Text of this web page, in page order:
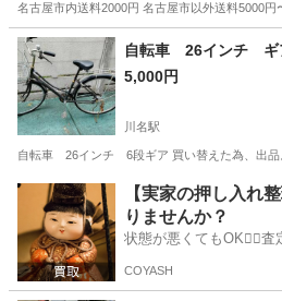
名古屋市内送料2000円 名古屋市以外送料5000
愛知 名古屋市 左京山駅 電動アシ
自転車 26インチ ギ
5,000円
川名駅
自転車 26インチ 6段ギア 買い替えた為、出品
愛知 名古屋市 川名駅 クロスバイ
【実家の押し入れ
りませんか？
状態が悪くてもOK🙆‍♀️査
COYASH